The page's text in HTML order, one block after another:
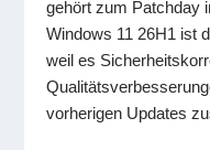
gehört zum Patchday
Windows 11 26H1 ist
weil es
vorherigen Updates